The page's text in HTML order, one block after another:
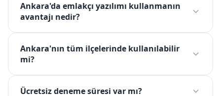
Ankara'da emlakçı yazılımı kullanmanın
avantajı nedir?
Ankara'nın tüm ilçelerinde kullanılabilir
mi?
Ücretsiz deneme süresi var mı?